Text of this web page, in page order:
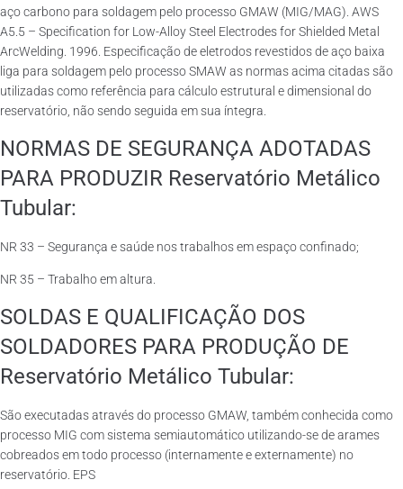
aço carbono para soldagem pelo processo GMAW (MIG/MAG). AWS
A5.5 – Specification for Low-Alloy Steel Electrodes for Shielded Metal
ArcWelding. 1996. Especificação de eletrodos revestidos de aço baixa
liga para soldagem pelo processo SMAW as normas acima citadas são
utilizadas como referência para cálculo estrutural e dimensional do
reservatório, não sendo seguida em sua íntegra.
NORMAS DE SEGURANÇA ADOTADAS
PARA PRODUZIR Reservatório Metálico
Tubular:
NR 33 – Segurança e saúde nos trabalhos em espaço confinado;
NR 35 – Trabalho em altura.
SOLDAS E QUALIFICAÇÃO DOS
SOLDADORES PARA PRODUÇÃO DE
Reservatório Metálico Tubular:
São executadas através do processo GMAW, também conhecida como
processo MIG com sistema semiautomático utilizando-se de arames
cobreados em todo processo (internamente e externamente) no
reservatório. EPS